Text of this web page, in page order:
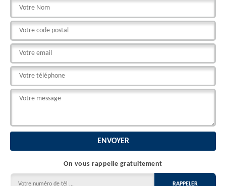
On vous rappelle gratuitement